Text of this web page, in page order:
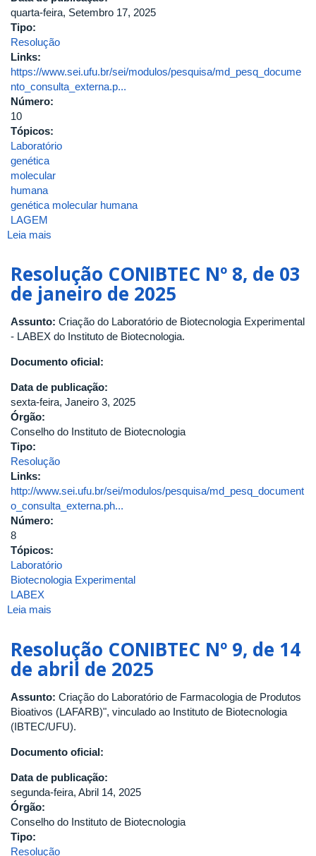
de
quarta-feira, Setembro 17, 2025
Tipo:
Resolução
Links:
https://www.sei.ufu.br/sei/modulos/pesquisa/md_pesq_docume
nto_consulta_externa.p...
Número:
10
Tópicos:
Laboratório
genética
molecular
humana
genética molecular humana
LAGEM
Leia mais
CONIBTEC
Nº
10,
17
de
de
2025
Resolução CONIBTEC Nº 8, de 03
de janeiro de 2025
Assunto: Criação do Laboratório de Biotecnologia Experimental
- LABEX do Instituto de Biotecnologia.
Documento oficial:
Data de publicação:
sexta-feira, Janeiro 3, 2025
Órgão:
Conselho do Instituto de Biotecnologia
Tipo:
Resolução
Links:
http://www.sei.ufu.br/sei/modulos/pesquisa/md_pesq_document
o_consulta_externa.ph...
Número:
8
Tópicos:
Laboratório
Biotecnologia Experimental
LABEX
Leia mais
CONIBTEC
Nº
8,
03
de
janeiro
2025
Resolução CONIBTEC Nº 9, de 14
de abril de 2025
Assunto: Criação do Laboratório de Farmacologia de Produtos
Bioativos (LAFARB)", vinculado ao Instituto de Biotecnologia
(IBTEC/UFU).
Documento oficial:
Data de publicação:
segunda-feira, Abril 14, 2025
Órgão:
Conselho do Instituto de Biotecnologia
Tipo:
Resolução